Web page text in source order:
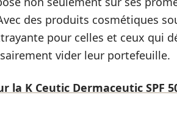
des produits cosmétiques
pour celles et ceux qui
vider leur portefeuille.
la K Ceutic Dermaceutic SPF